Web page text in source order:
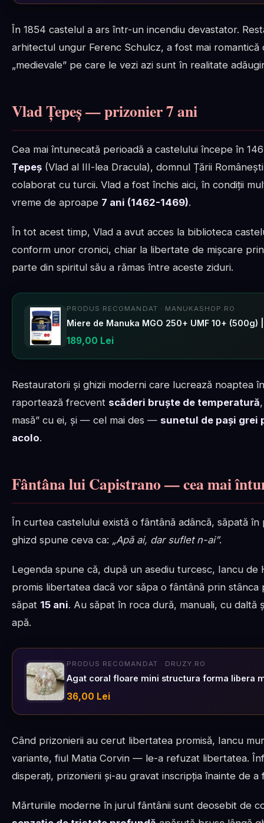
În 1854 castelul a ars într-un incendiu devastator.
arhitectul ungur Ferenc Schulcz, a fost mai
„medievale” pe care le vezi azi sunt în realitate
Vlad Țepeș — prizonier 7 ani
Cea mai întunecată perioadă a castelului începe în
Țepeș (Vlad al III-lea Dracula), domnul Țării
colaborat cu turcii. Vlad a fost închis aici, în condiții
vreme de aproape 7 ani (1462-1469).
În tot acest timp, Vlad a avut acces la biblioteca
conform unor cronici, chiar la libertate de mișcare
parte din spiritul său a rămas între aceste ziduri.
PRODUS RECOMANDAT · MANUKASHOP.RO
Miere de Manuka MGO 250+ UMF 10+ (500g)
189,00 Lei
Restauratorii și ghizii moderni care lucrează noaptea
raportează frecvent scăderi bruște de temperatură
masă” cu ei, și — cel mai des — sunetul de pași grei
acolo.
Fântâna lui Capistrano — cea mai
În curtea castelului există o fântână adâncă, săpată
ghizd spune ceva ca: „Apă ai, dar suflet n-ai”.
Legenda spune că, după un asediu turcesc, Iancu
promis libertatea dacă vor săpa o fântână prin
săpat 15 ani. Au săpat în roca dură, manuali, cu
apă.
PRODUS RECOMANDAT · DRUZY.RO
Agat coral floare mini structura forma libera
36,00 Lei
Când prizonierii au cerut libertatea promisă, Iancu
variante, fiul Matia Corvin — le-a refuzat libertatea.
disperați, prizonierii și-au gravat inscripția înainte de a
Mărturiile moderne în jurul fântânii sunt deosebit de